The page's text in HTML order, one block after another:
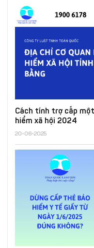
Cách tính trợ cấp
hiểm xã hội 2024
20-06-2025